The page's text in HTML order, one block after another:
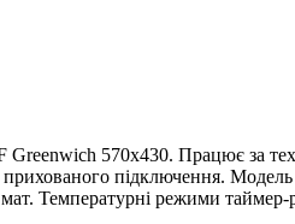
570x430. Працює за
підключення. Модель
Температурні режими